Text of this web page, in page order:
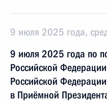
9 июля 2025 года,
9 июля 2025 года по
Российской
Российской
в Приёмной